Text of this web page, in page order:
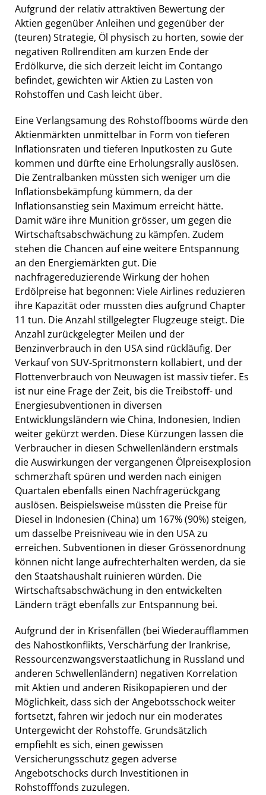
Aufgrund der relativ attraktiven Bewertung der
Aktien gegenüber Anleihen und gegenüber der
(teuren) Strategie, Öl physisch zu horten, sowie der
negativen Rollrenditen am kurzen Ende der
Erdölkurve, die sich derzeit leicht im Contango
befindet, gewichten wir Aktien zu Lasten von
Rohstoffen und Cash leicht über.
Eine Verlangsamung des Rohstoffbooms würde den
Aktienmärkten unmittelbar in Form von tieferen
Inflationsraten und tieferen Inputkosten zu Gute
kommen und dürfte eine Erholungsrally auslösen.
Die Zentralbanken müssten sich weniger um die
Inflationsbekämpfung kümmern, da der
Inflationsanstieg sein Maximum erreicht hätte.
Damit wäre ihre Munition grösser, um gegen die
Wirtschaftsabschwächung zu kämpfen. Zudem
stehen die Chancen auf eine weitere Entspannung
an den Energiemärkten gut. Die
nachfragereduzierende Wirkung der hohen
Erdölpreise hat begonnen: Viele Airlines reduzieren
ihre Kapazität oder mussten dies aufgrund Chapter
11 tun. Die Anzahl stillgelegter Flugzeuge steigt. Die
Anzahl zurückgelegter Meilen und der
Benzinverbrauch in den USA sind rückläufig. Der
Verkauf von SUV-Spritmonstern kollabiert, und der
Flottenverbrauch von Neuwagen ist massiv tiefer. Es
ist nur eine Frage der Zeit, bis die Treibstoff- und
Energiesubventionen in diversen
Entwicklungsländern wie China, Indonesien, Indien
weiter gekürzt werden. Diese Kürzungen lassen die
Verbraucher in diesen Schwellenländern erstmals
die Auswirkungen der vergangenen Ölpreisexplosion
schmerzhaft spüren und werden nach einigen
Quartalen ebenfalls einen Nachfragerückgang
auslösen. Beispielsweise müssten die Preise für
Diesel in Indonesien (China) um 167% (90%) steigen,
um dasselbe Preisniveau wie in den USA zu
erreichen. Subventionen in dieser Grössenordnung
können nicht lange aufrechterhalten werden, da sie
den Staatshaushalt ruinieren würden. Die
Wirtschaftsabschwächung in den entwickelten
Ländern trägt ebenfalls zur Entspannung bei.
Aufgrund der in Krisenfällen (bei Wiederaufflammen
des Nahostkonflikts, Verschärfung der Irankrise,
Ressourcenzwangsverstaatlichung in Russland und
anderen Schwellenländern) negativen Korrelation
mit Aktien und anderen Risikopapieren und der
Möglichkeit, dass sich der Angebotsschock weiter
fortsetzt, fahren wir jedoch nur ein moderates
Untergewicht der Rohstoffe. Grundsätzlich
empfiehlt es sich, einen gewissen
Versicherungsschutz gegen adverse
Angebotschocks durch Investitionen in
Rohstofffonds zuzulegen.